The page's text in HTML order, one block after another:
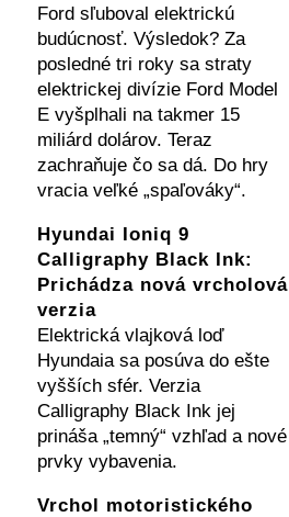
Ford sľuboval elektrickú
budúcnosť. Výsledok? Za
posledné tri roky sa straty
elektrickej divízie Ford Model
E vyšplhali na takmer 15
miliárd dolárov. Teraz
zachraňuje čo sa dá. Do hry
vracia veľké „spaľováky“.
Hyundai Ioniq 9
Calligraphy Black Ink:
Prichádza nová vrcholová
verzia
Elektrická vlajková loď
Hyundaia sa posúva do ešte
vyšších sfér. Verzia
Calligraphy Black Ink jej
prináša „temný“ vzhľad a nové
prvky vybavenia.
Vrchol motoristického